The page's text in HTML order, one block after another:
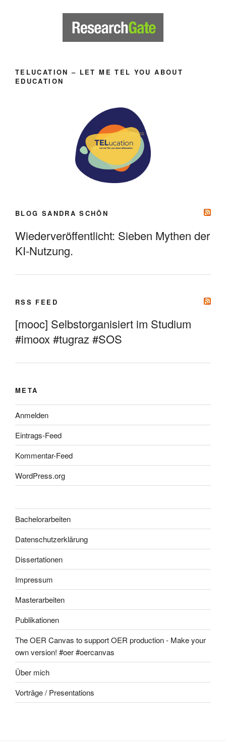
TELUCATION – LET ME TEL YOU ABOUT
EDUCATION
BLOG SANDRA SCHÖN
Wiederveröffentlicht: Sieben Mythen der
KI-Nutzung.
RSS FEED
[mooc] Selbstorganisiert im Studium
#imoox #tugraz #SOS
META
Anmelden
Eintrags-Feed
Kommentar-Feed
WordPress.org
Bachelorarbeiten
Datenschutzerklärung
Dissertationen
Impressum
Masterarbeiten
Publikationen
The OER Canvas to support OER production - Make your
own version! #oer #oercanvas
Über mich
Vorträge / Presentations